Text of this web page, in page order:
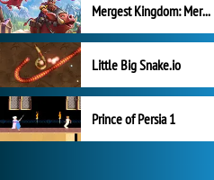
Mergest Kingdom: Merge Puzzle
Little Big Snake.io
Prince of Persia 1